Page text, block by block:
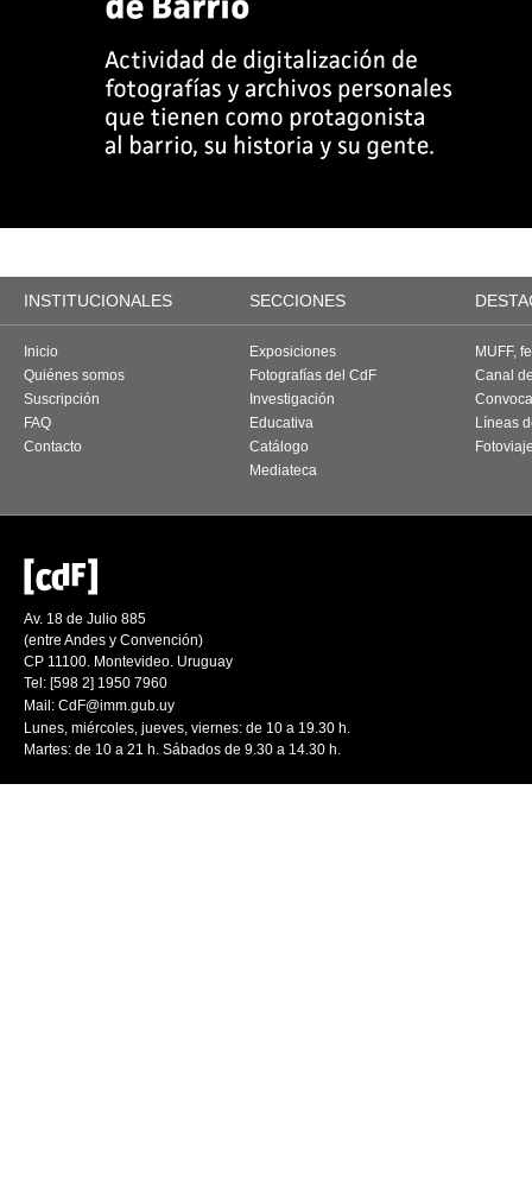
INSTITUCIONALES SECCIONES
Inicio
Quiénes somos
Suscripción
FAQ
Contacto
Exposiciones
Fotografías del CdF
Investigación
Educativa
Catálogo
Mediateca
MUFF,
Canal
Líneas
Av. 18 de Julio 885
(entre Andes y Convención)
CP 11100. Montevideo. Uruguay
Tel: [598 2] 1950 7960
Mail: CdF@imm.gub.uy
Lunes, miércoles, jueves, viernes: de 10 a 19.30 h.
Martes: de 10 a 21 h. Sábados de 9.30 a 14.30 h.